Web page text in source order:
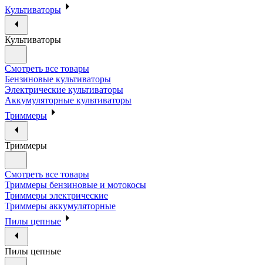
Культиваторы
Культиваторы
Смотреть все товары
Бензиновые культиваторы
Электрические культиваторы
Аккумуляторные культиваторы
Триммеры
Триммеры
Смотреть все товары
Триммеры бензиновые и мотокосы
Триммеры электрические
Триммеры аккумуляторные
Пилы цепные
Пилы цепные